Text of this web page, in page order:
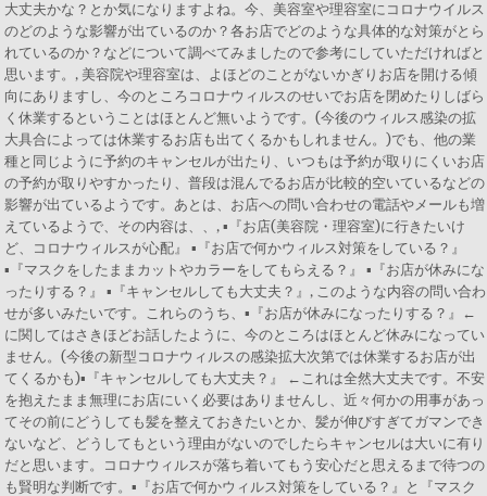
大丈夫かな？とか気になりますよね。今、美容室や理容室にコロナウイルス
のどのような影響が出ているのか？各お店でどのような具体的な対策がとら
れているのか？などについて調べてみましたので参考にしていただければと
思います。, 美容院や理容室は、よほどのことがないかぎりお店を開ける傾
向にありますし、今のところコロナウィルスのせいでお店を閉めたりしばら
く休業するということはほとんど無いようです。(今後のウィルス感染の拡
大具合によっては休業するお店も出てくるかもしれません。)でも、他の業
種と同じように予約のキャンセルが出たり、いつもは予約が取りにくいお店
の予約が取りやすかったり、普段は混んでるお店が比較的空いているなどの
影響が出ているようです。あとは、お店への問い合わせの電話やメールも増
えているようで、その内容は、、, ▪『お店(美容院・理容室)に行きたいけ
ど、コロナウィルスが心配』 ▪『お店で何かウィルス対策をしている？』
▪『マスクをしたままカットやカラーをしてもらえる？』 ▪『お店が休みにな
ったりする？』 ▪『キャンセルしても大丈夫？』, このような内容の問い合わ
せが多いみたいです。これらのうち、▪『お店が休みになったりする？』←
に関してはさきほどお話したように、今のところはほとんど休みになってい
ません。(今後の新型コロナウィルスの感染拡大次第では休業するお店が出
てくるかも)▪『キャンセルしても大丈夫？』 ←これは全然大丈夫です。不安
を抱えたまま無理にお店にいく必要はありませんし、近々何かの用事があっ
てその前にどうしても髪を整えておきたいとか、髪が伸びすぎてガマンでき
ないなど、どうしてもという理由がないのでしたらキャンセルは大いに有り
だと思います。コロナウィルスが落ち着いてもう安心だと思えるまで待つの
も賢明な判断です。▪『お店で何かウィルス対策をしている？』と『マスク